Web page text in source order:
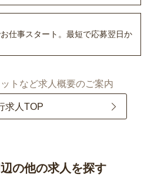
仕事スタート。最短で応募翌日か
トなど求人概要のご案内
求人TOP
の他の求人を探す